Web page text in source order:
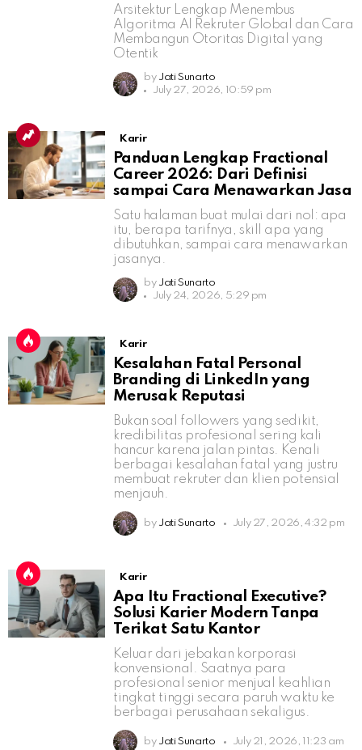
Arsitektur Lengkap Menembus
Algoritma AI Rekruter Global dan Cara
Membangun Otoritas Digital yang
Otentik
by Jati Sunarto
July 27, 2026, 10:59 pm
Karir
Panduan Lengkap Fractional
Career 2026: Dari Definisi
sampai Cara Menawarkan Jasa
Satu halaman buat mulai dari nol: apa
itu, berapa tarifnya, skill apa yang
dibutuhkan, sampai cara menawarkan
jasanya.
by Jati Sunarto
July 24, 2026, 5:29 pm
Karir
Kesalahan Fatal Personal
Branding di LinkedIn yang
Merusak Reputasi
Bukan soal followers yang sedikit,
kredibilitas profesional sering kali
hancur karena jalan pintas. Kenali
berbagai kesalahan fatal yang justru
membuat rekruter dan klien potensial
menjauh.
by Jati Sunarto July 27, 2026, 4:32 pm
Karir
Apa Itu Fractional Executive?
Solusi Karier Modern Tanpa
Terikat Satu Kantor
Keluar dari jebakan korporasi
konvensional. Saatnya para
profesional senior menjual keahlian
tingkat tinggi secara paruh waktu ke
berbagai perusahaan sekaligus.
by Jati Sunarto July 21, 2026, 11:23 am